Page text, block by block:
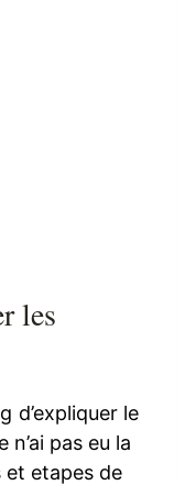
les
d’expliquer le
pas eu la
et etapes de